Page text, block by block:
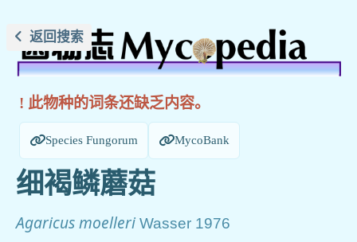
返回搜索
! 此物种的词条还缺乏内容。
Species Fungorum MycoBank
细褐鳞蘑菇
Agaricus moelleri Wasser 1976